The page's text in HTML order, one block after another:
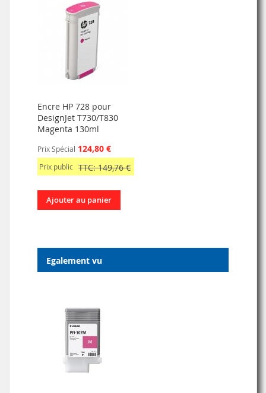
Encre HP 728 pour
DesignJet T730/T830
Magenta 130ml
Prix Spécial 124,80 €
Prix public TTC: 149,76 €
Ajouter au panier
Egalement vu